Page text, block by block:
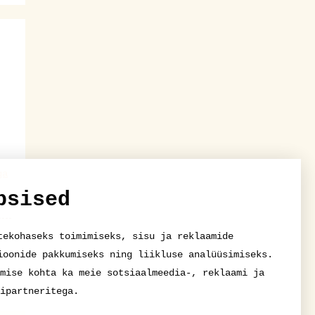
toimimiseks, sisu ja reklaamide
pakkumiseks ning liikluse analüüsimiseks.
kohta ka meie sotsiaalmeedia-, reklaami ja